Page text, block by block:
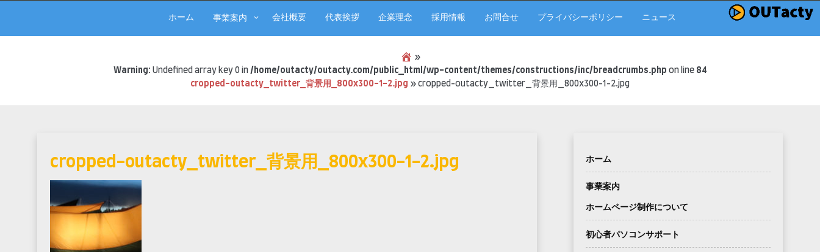
ホーム 事業案内 会社概要 代表挨拶 企業理念 採用情報 お問合せ プライバシーポリシー ニュース
»
Warning : Undefined array key 0 in /home/outacty/outacty.com/public_html/wp-content/themes/constructions/inc/breadcrumbs.php on line 84
cropped-outacty_twitter_背景用_800x300-1-2.jpg » cropped-outacty_twitter_背景用_800x300-1-2.jpg
cropped-outacty_twitter_背景用_800x300-1-2.jpg ホーム
事業案内
ホームページ制作について
初心者パソコンサポート